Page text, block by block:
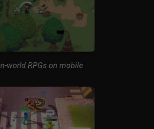
world RPGs on mobile